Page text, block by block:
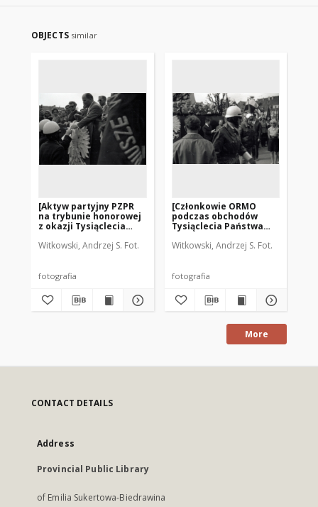
OBJECTS similar
[Aktyw partyjny PZPR
na trybunie honorowej
z okazji Tysiąclecia
r. w Działdowie. 2]
Witkowski, Andrzej S. Fot.
fotografia
[Członkowie ORMO
podczas obchodów
Tysiąclecia Państwa
Działdowie]
Witkowski, Andrzej S. Fot.
fotografia
More
CONTACT DETAILS
Address
Provincial Public Library
of Emilia Sukertowa-Biedrawina